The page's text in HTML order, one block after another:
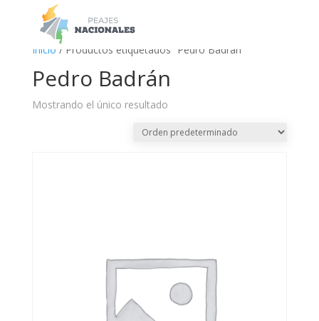
Inicio / Productos etiquetados “Pedro Badrán”
Pedro Badrán
Mostrando el único resultado